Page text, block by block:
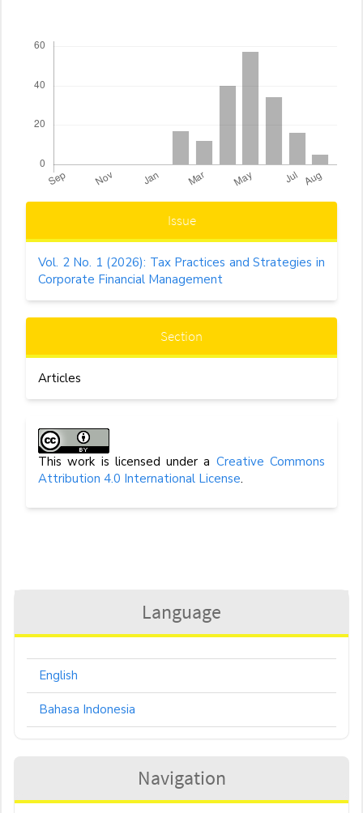
Article
Details
Issue
Vol. 2 No. 1 (2026): Tax Practices and Strategies in
Corporate Financial Management
Section
Articles
This work is licensed under a Creative Commons
Attribution 4.0 International License.
Language
English
Bahasa Indonesia
Navigation